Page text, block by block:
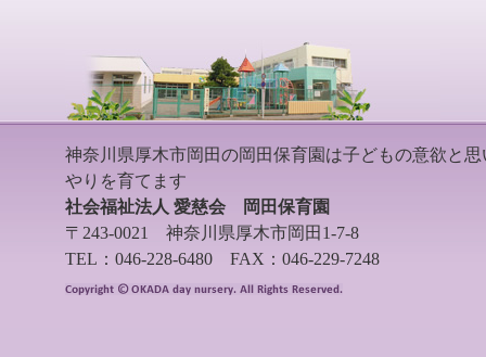
神奈川県厚木市岡田の岡田保育園は子どもの意欲と思
やりを育てます
社会福祉法人 愛慈会 岡田保育園
〒243-0021 神奈川県厚木市岡田1-7-8
TEL：046-228-6480 FAX：046-229-7248